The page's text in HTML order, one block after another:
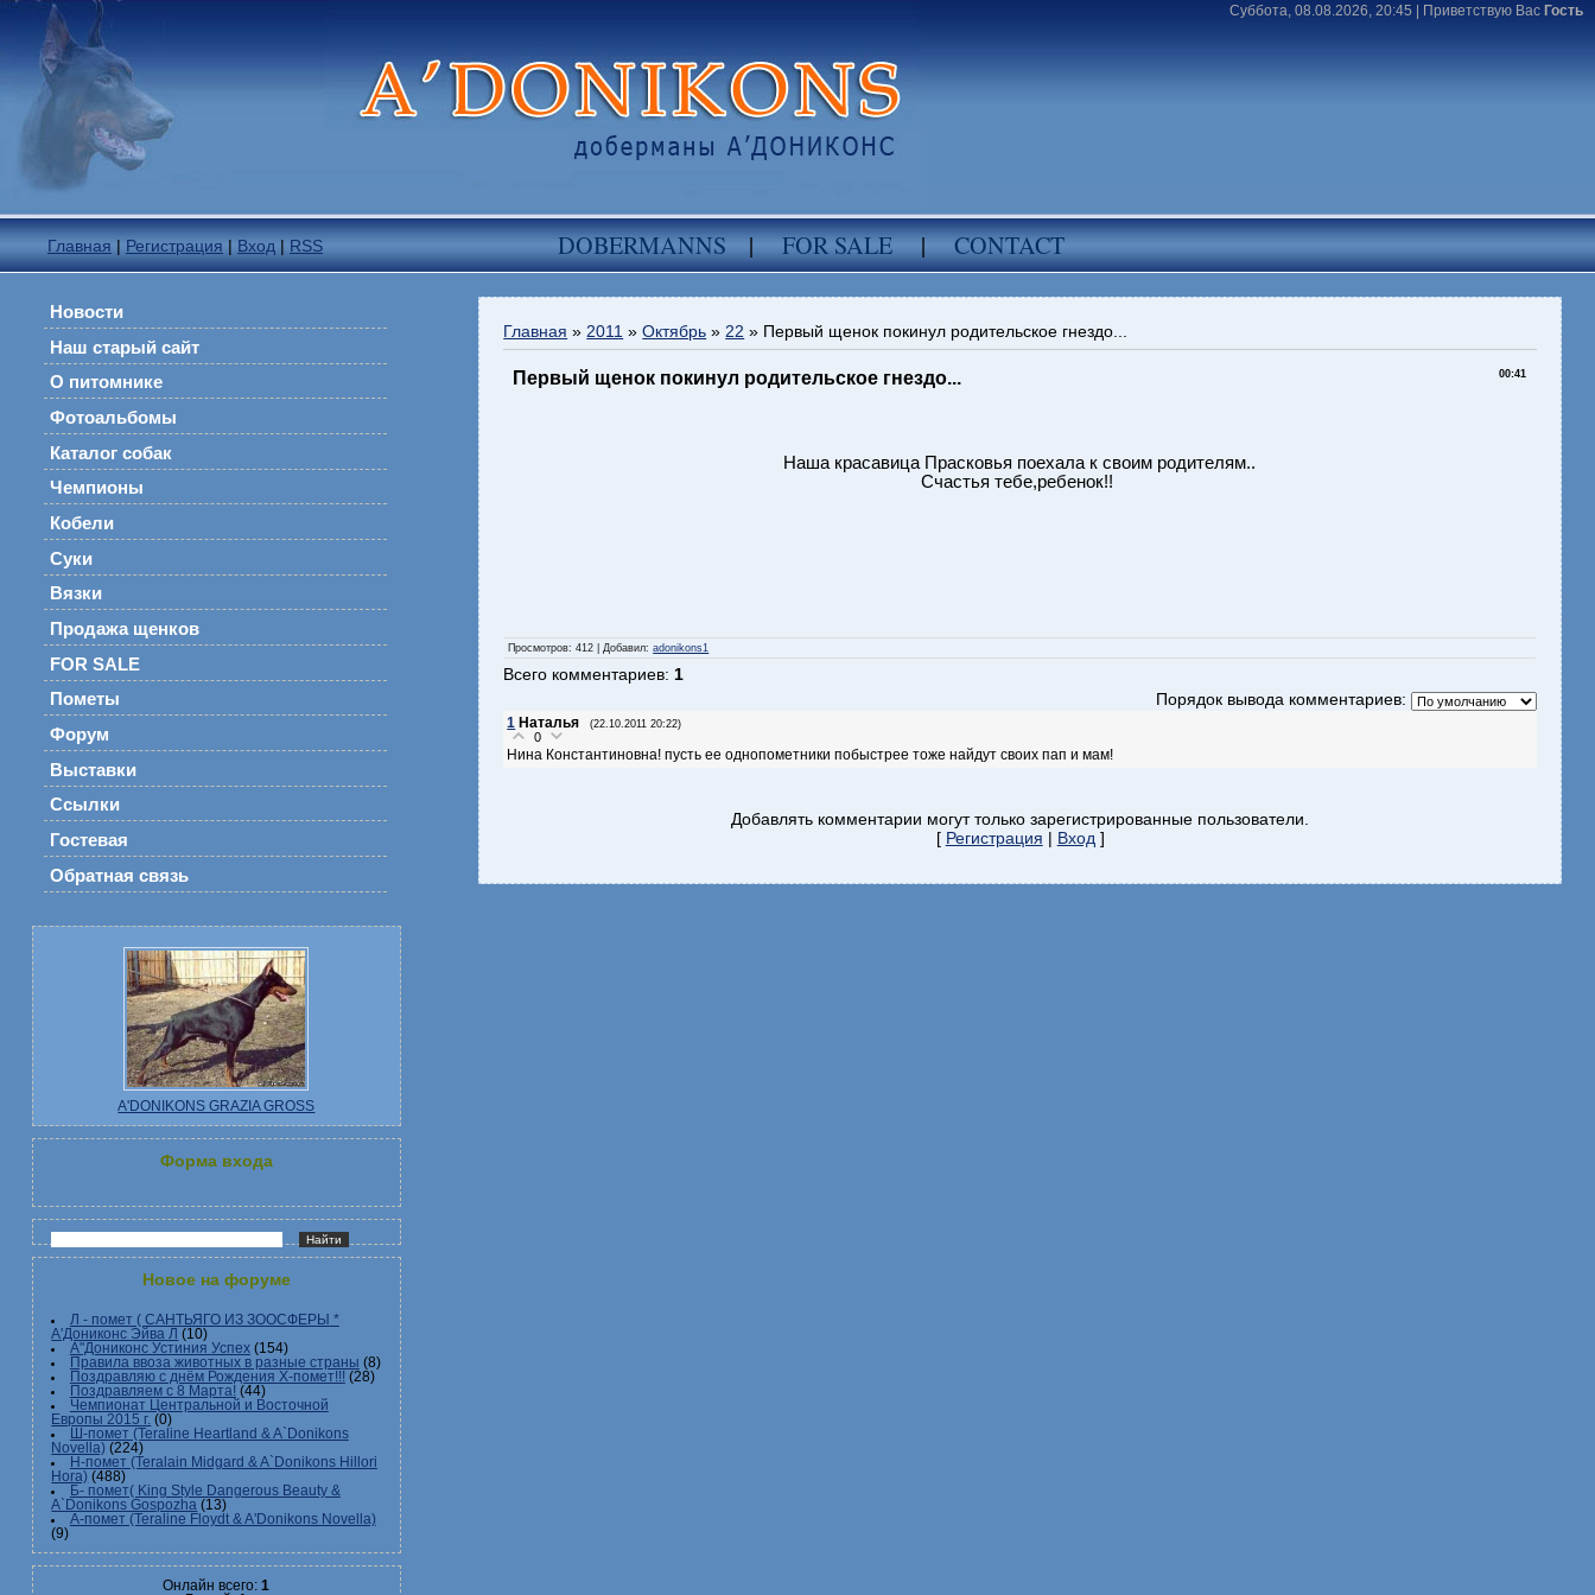
Суббота, 08.08.2026, 20:45 | Приветствую Вас Гость
Главная | Регистрация | Вход | RSS DOBERMANNS|FOR SALE|CONTACT
Новости
Наш старый сайт
О питомнике
Фотоальбомы
Каталог собак
Чемпионы
Кобели
Суки
Вязки
Продажа щенков
FOR SALE
Пометы
Форум
Выставки
Ссылки
Гостевая
Обратная связь
A'DONIKONS GRAZIA GROSS
Форма входа
Новое на форуме
Л - помет ( САНТЬЯГО ИЗ ЗООСФЕРЫ *
А'Дониконс Эйва Л (10)
А"Дониконс Устиния Успех (154)
Правила ввоза животных в разные страны (8)
Поздравляю с днём Рождения Х-помет!!! (28)
Поздравляем с 8 Марта! (44)
Чемпионат Центральной и Восточной
Европы 2015 г. (0)
Ш-помет (Teraline Heartland & A`Donikons
Novella) (224)
Н-помет (Teralain Midgard & A`Donikons Hillori
Hora) (488)
Б- помет( King Style Dangerous Beauty &
A`Donikons Gospozha (13)
А-помет (Teraline Floydt & A'Donikons Novella)
(9)
Онлайн всего:1
Главная » 2011 » Октябрь » 22 » Первый щенок покинул родительское гнездо...
00:41
Первый щенок покинул родительское гнездо...
Наша красавица Прасковья поехала к своим родителям..
Счастья тебе,ребенок!!
Просмотров: 412 |Добавил:adonikons1
Всего комментариев:1
Порядок вывода комментариев:
1 Наталья (22.10.2011 20:22)
0
Нина Константиновна! пусть ее однопометники побыстрее тоже найдут своих пап и мам!
Добавлять комментарии могут только зарегистрированные пользователи.
[ Регистрация | Вход]